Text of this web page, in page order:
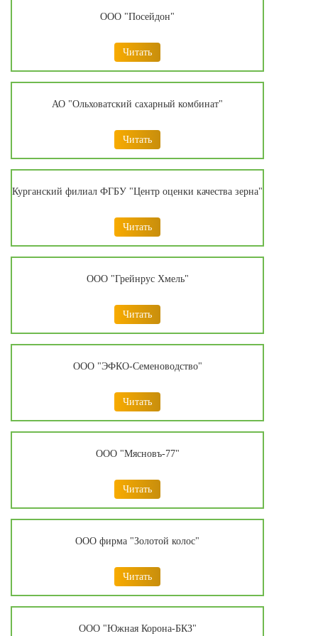
ООО "Посейдон"
Читать
АО "Ольховатский сахарный комбинат"
Читать
Курганский филиал ФГБУ "Центр оценки качества зерна"
Читать
ООО "Грейнрус Хмель"
Читать
ООО "ЭФКО-Семеноводство"
Читать
ООО "Мясновъ-77"
Читать
ООО фирма "Золотой колос"
Читать
ООО "Южная Корона-БКЗ"